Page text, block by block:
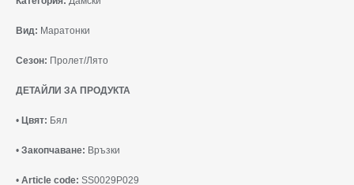
Вид: Маратонки
Сезон: Пролет/Лято
ДЕТАЙЛИ ЗА ПРОДУКТА
• Цвят: Бял
• Закопчаване: Връзки
• Article code: SS0029P029